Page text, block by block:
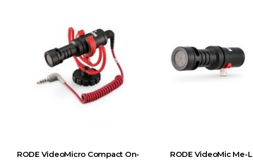
RODE VideoMicro Compact On-
RODE VideoMic Me-L